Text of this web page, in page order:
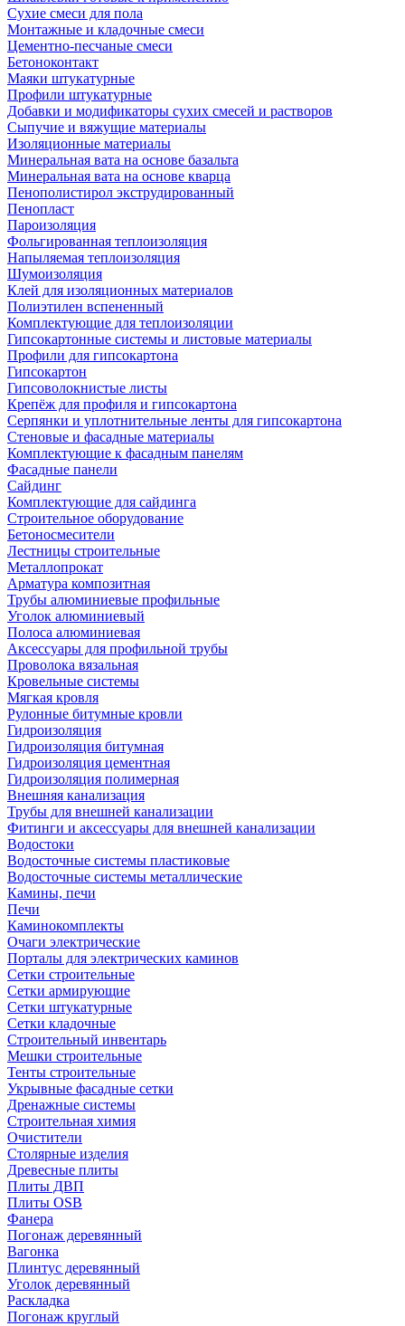
Сухие смеси для пола
Монтажные и кладочные смеси
Цементно-песчаные смеси
Бетоноконтакт
Маяки штукатурные
Профили штукатурные
Добавки и модификаторы сухих смесей и растворов
Сыпучие и вяжущие материалы
Изоляционные материалы
Минеральная вата на основе базальта
Минеральная вата на основе кварца
Пенополистирол экструдированный
Пенопласт
Пароизоляция
Фольгированная теплоизоляция
Напыляемая теплоизоляция
Шумоизоляция
Клей для изоляционных материалов
Полиэтилен вспененный
Комплектующие для теплоизоляции
Гипсокартонные системы и листовые материалы
Профили для гипсокартона
Гипсокартон
Гипсоволокнистые листы
Крепёж для профиля и гипсокартона
Серпянки и уплотнительные ленты для гипсокартона
Стеновые и фасадные материалы
Комплектующие к фасадным панелям
Фасадные панели
Сайдинг
Комплектующие для сайдинга
Строительное оборудование
Бетоносмесители
Лестницы строительные
Металлопрокат
Арматура композитная
Трубы алюминиевые профильные
Уголок алюминиевый
Полоса алюминиевая
Аксессуары для профильной трубы
Проволока вязальная
Кровельные системы
Мягкая кровля
Рулонные битумные кровли
Гидроизоляция
Гидроизоляция битумная
Гидроизоляция цементная
Гидроизоляция полимерная
Внешняя канализация
Трубы для внешней канализации
Фитинги и аксессуары для внешней канализации
Водостоки
Водосточные системы пластиковые
Водосточные системы металлические
Камины, печи
Печи
Каминокомплекты
Очаги электрические
Порталы для электрических каминов
Сетки строительные
Сетки армирующие
Сетки штукатурные
Сетки кладочные
Строительный инвентарь
Мешки строительные
Тенты строительные
Укрывные фасадные сетки
Дренажные системы
Строительная химия
Очистители
Столярные изделия
Древесные плиты
Плиты ДВП
Плиты OSB
Фанера
Погонаж деревянный
Вагонка
Плинтус деревянный
Уголок деревянный
Раскладка
Погонаж круглый